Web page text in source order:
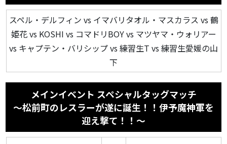
スペル・デルフィン vs イマバリタオル・マスカラス vs 鶴
姫花 vs KOSHI vs コマドリBOY vs マツヤマ・ウォリアー
vs キャプテン・バリシップ vs 練習生T vs 練習生愛媛の山
下
メインイベント スペシャルタッグマッチ
〜松前町のレスラーが遂に誕生！！伊予魔神軍を
迎え撃て！！〜